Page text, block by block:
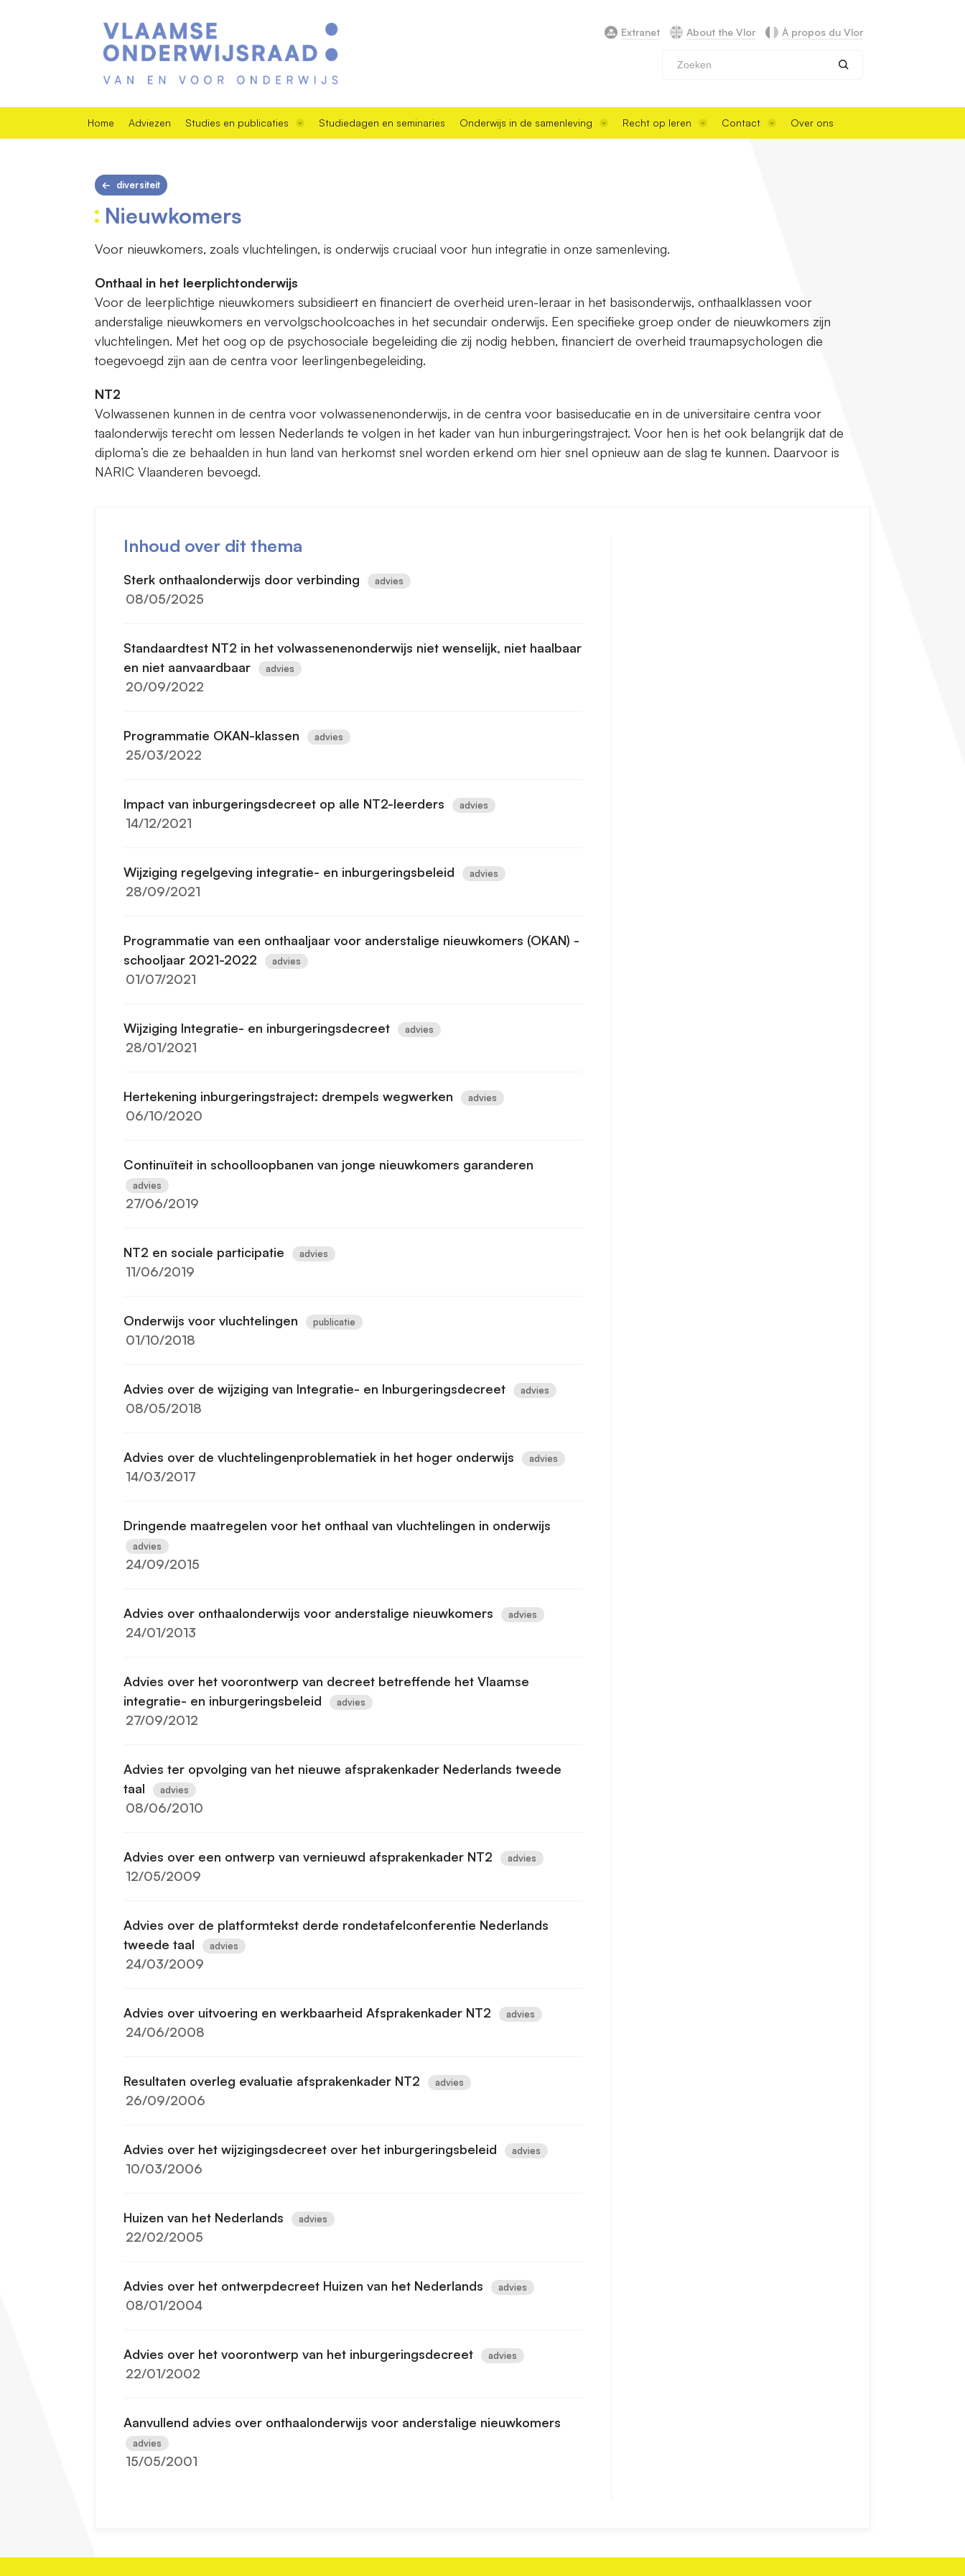
Extranet About the Vlor À propos du Vlor
Home Adviezen Studies en publicaties Studiedagen en seminaries Onderwijs in de samenleving Recht op leren Contact Over ons
diversiteit
Nieuwkomers
Voor nieuwkomers, zoals vluchtelingen, is onderwijs cruciaal voor hun integratie in onze samenleving.
Onthaal in het leerplichtonderwijs
Voor de leerplichtige nieuwkomers subsidieert en financiert de overheid uren-leraar in het basisonderwijs, onthaalklassen voor
anderstalige nieuwkomers en vervolgschoolcoaches in het secundair onderwijs. Een specifieke groep onder de nieuwkomers zijn
vluchtelingen. Met het oog op de psychosociale begeleiding die zij nodig hebben, financiert de overheid traumapsychologen die
toegevoegd zijn aan de centra voor leerlingenbegeleiding.
NT2
Volwassenen kunnen in de centra voor volwassenenonderwijs, in de centra voor basiseducatie en in de universitaire centra voor
taalonderwijs terecht om lessen Nederlands te volgen in het kader van hun inburgeringstraject. Voor hen is het ook belangrijk dat de
diploma’s die ze behaalden in hun land van herkomst snel worden erkend om hier snel opnieuw aan de slag te kunnen. Daarvoor is
NARIC Vlaanderen bevoegd.
Inhoud over dit thema
Sterk onthaalonderwijs door verbinding advies
08/05/2025
Standaardtest NT2 in het volwassenenonderwijs niet wenselijk, niet haalbaar
en niet aanvaardbaar
advies
20/09/2022
Programmatie OKAN-klassen advies
25/03/2022
Impact van inburgeringsdecreet op alle NT2-leerders advies
14/12/2021
Wijziging regelgeving integratie- en inburgeringsbeleid advies
28/09/2021
Programmatie van een onthaaljaar voor anderstalige nieuwkomers (OKAN) -
schooljaar 2021-2022
advies
01/07/2021
Wijziging Integratie- en inburgeringsdecreet advies
28/01/2021
Hertekening inburgeringstraject: drempels wegwerken advies
06/10/2020
Continuïteit in schoolloopbanen van jonge nieuwkomers garanderen
advies
27/06/2019
NT2 en sociale participatie advies
11/06/2019
Onderwijs voor vluchtelingen publicatie
01/10/2018
Advies over de wijziging van Integratie- en Inburgeringsdecreet advies
08/05/2018
Advies over de vluchtelingenproblematiek in het hoger onderwijs advies
14/03/2017
Dringende maatregelen voor het onthaal van vluchtelingen in onderwijs
advies
24/09/2015
Advies over onthaalonderwijs voor anderstalige nieuwkomers advies
24/01/2013
Advies over het voorontwerp van decreet betreffende het Vlaamse
integratie- en inburgeringsbeleid
advies
27/09/2012
Advies ter opvolging van het nieuwe afsprakenkader Nederlands tweede
taal
advies
08/06/2010
Advies over een ontwerp van vernieuwd afsprakenkader NT2 advies
12/05/2009
Advies over de platformtekst derde rondetafelconferentie Nederlands
tweede taal
advies
24/03/2009
Advies over uitvoering en werkbaarheid Afsprakenkader NT2 advies
24/06/2008
Resultaten overleg evaluatie afsprakenkader NT2 advies
26/09/2006
Advies over het wijzigingsdecreet over het inburgeringsbeleid advies
10/03/2006
Huizen van het Nederlands advies
22/02/2005
Advies over het ontwerpdecreet Huizen van het Nederlands advies
08/01/2004
Advies over het voorontwerp van het inburgeringsdecreet advies
22/01/2002
Aanvullend advies over onthaalonderwijs voor anderstalige nieuwkomers
advies
15/05/2001